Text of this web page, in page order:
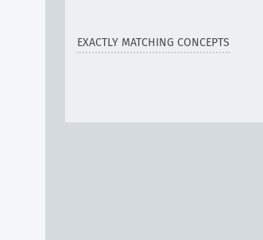
EXACTLY MATCHING CONCEPTS